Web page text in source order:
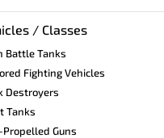
/ Classes
Battle Tanks
Fighting Vehicles
Destroyers
Tanks
Guns